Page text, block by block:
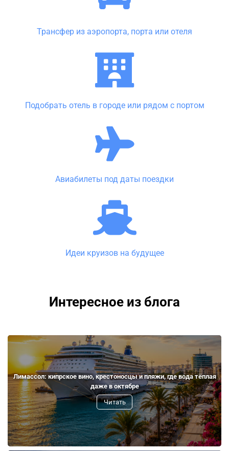
Трансфер из аэропорта, порта или отеля
Подобрать отель в городе или рядом с портом
Авиабилеты под даты поездки
Идеи круизов на будущее
Интересное из блога
Лимассол: кипрское вино, крестоносцы и пляжи, где вода тёплая
даже в октябре
Читать